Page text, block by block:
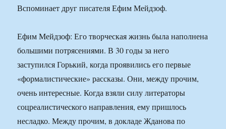
Вспоминает друг писателя Ефим Мейдзоф.
Ефим Мейдзоф: Его творческая жизнь была наполнена
большими потрясениями. В 30 годы за него
заступился Горький, когда проявились его первые
«формалистические» рассказы. Они, между прочим,
очень интересные. Когда взяли силу литераторы
соцреалистического направления, ему пришлось
несладко. Между прочим, в докладе Жданова по